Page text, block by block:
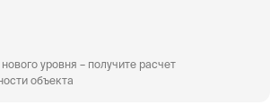
уровня – получите расчет
объекта